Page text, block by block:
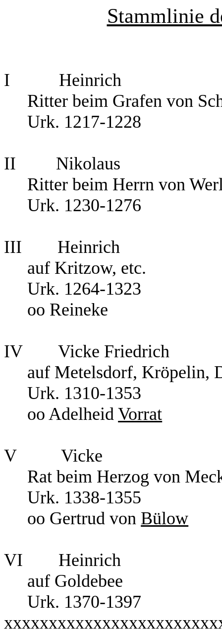
Stammlinie
I
Heinrich
Ritter beim Grafen von
Urk. 1217-1228
II
Nikolaus
Ritter beim Herrn von
Urk. 1230-1276
III
Heinrich
auf Kritzow, etc.
Urk. 1264-1323
oo Reineke
IV
Vicke Friedrich
auf Metelsdorf, Kröpelin,
Urk. 1310-1353
oo AdelheidVorrat
V
Vicke
Rat beim Herzog von
Urk. 1338-1355
oo Gertrud von Bülow
VI
Heinrich
auf Goldebee
Urk. 1370-1397